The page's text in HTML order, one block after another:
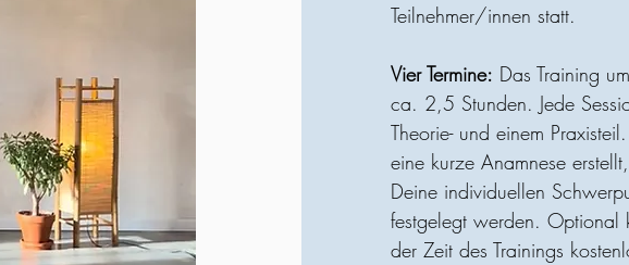
Teilnehmer/innen statt.
Vier Termine: Das Training
ca. 2,5 Stunden. Jede
Theorie- und einem
eine kurze Anamnese
Deine individuellen
festgelegt werden. Optional
der Zeit des Trainings